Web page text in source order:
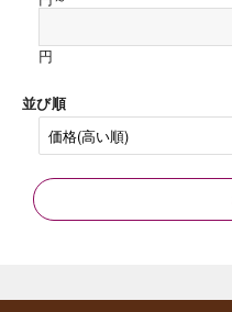
円
並び順
岳や末広がりを意味す
つ時」という意味を込
。雄大な八ヶ岳山麓の自